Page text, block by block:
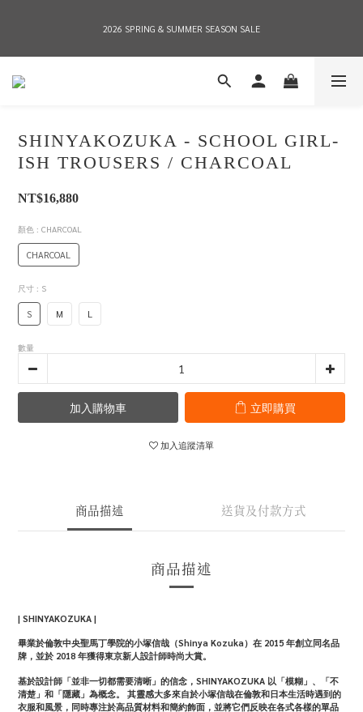
2026 SPRING & SUMMER SEASON SALE
2026 SPRING & SUMMER SEASON SALE
全店消費滿NT$8,000 享有7-11店到店免運費，NT$10,000店到店與宅配到府免運費
2026 SPRING & SUMMER SEASON SALE
SHINYAKOZUKA - SCHOOL GIRL-
ISH TROUSERS / CHARCOAL
NT$16,880
顏色 : CHARCOAL
CHARCOAL
尺寸 : S
S M L
數量
加入購物車 立即購買
加入追蹤清單
商品描述 送貨及付款方式
商品描述
| SHINYAKOZUKA |
畢業於倫敦中央聖馬丁學院的小塚信哉（Shinya Kozuka）在 2015 年創立同名品
牌，並於 2018 年獲得東京新人設計師時尚大賞。
基於設計師「並非一切都需要清晰」的信念，SHINYAKOZUKA 以「模糊」、「不
清楚」和「隱藏」為概念。 其靈感大多來自於小塚信哉在倫敦和日本生活時遇到的
衣服和風景，同時專注於高品質材料和簡約飾面，並將它們反映在各式各樣的單品